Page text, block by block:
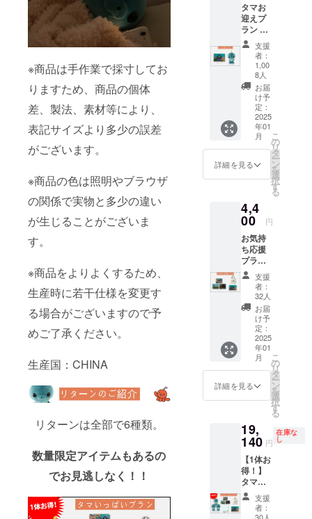
※商品は手作業で採寸してお
りますため、商品の個体
差、製法、素材等により、
表記サイズより多少の誤差
がございます。
※商品の色は照明やブラウザ
の関係で実物と多少の違い
が生じることがございま
す。
※商品をよりよくするため、
生産時に若干仕様を変更す
る場合がございますので予
めご了承ください。
生産国：CHINA
リターンは全部で6種類。
数量限定アイテムもあるの
でお見逃しなく！！
ター 1
点 画像
はイ
メージ
です。
金額に
は消費
税
（10%
）と送
料990円
を含ん
でおり
タマお
迎えプ
ラン ・
ぬいぐ
るみ 1
点 ・サ
キュー
ター 1
はイ
メージ
です。
金額に
）と送
料990円
でおり
ます。
支援
者：
1,00
8人
お届
け予
定：
2025
年01
月
詳細を見る
こ
の
リ
タ
ー
ン
を
選
択
す
る
4,4
00 円
お気持
ち応援
プラン
・ス
テッ
カー(3
種) ・ラ
ンチ
バッ
グ 1点
・サン
キュー
レ
ター 1
点 画像
です。
金額に
は消費
税
（10%
）と送
料660円
を含ん
支援
者：
32人
お届
け予
定：
2025
年01
月
詳細を見る
こ
の
リ
タ
ー
ン
を
選
択
す
る
19,
140 円
在庫な
し
【1体お
得！】
タマ
いっぱ
いプラ
ン ぬい
支援
者：